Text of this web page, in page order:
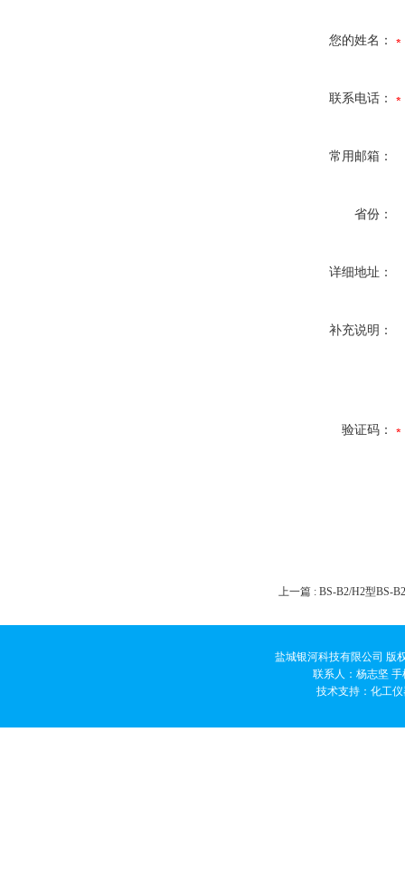
您的姓名：
联系电话：
常用邮箱：
省份：
详细地址：
补充说明：
验证码：
上一篇 : BS-B2/H2型BS-
盐城银河科技有限公司 版
联系人：杨志坚 手
技术支持： 化工